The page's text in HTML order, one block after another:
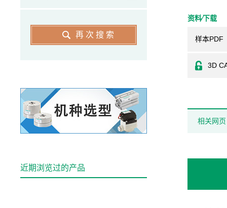
资料⁄下载
样本PDF
3D
相关网页
再次搜索
近期浏览过的产品